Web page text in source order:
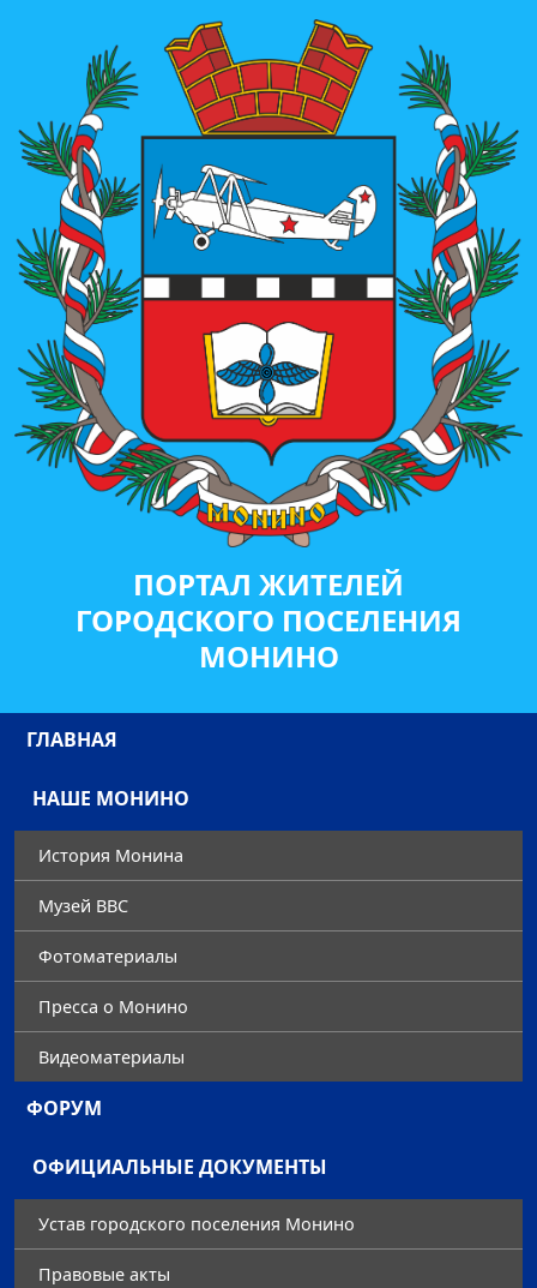
ПОРТАЛ ЖИТЕЛЕЙ
ГОРОДСКОГО ПОСЕЛЕНИЯ
МОНИНО
ГЛАВНАЯ
НАШЕ МОНИНО
История Монина
Музей ВВС
Фотоматериалы
Преccа о Монино
Видеоматериалы
ФОРУМ
ОФИЦИАЛЬНЫЕ ДОКУМЕНТЫ
Устав городского поселения Монино
Правовые акты